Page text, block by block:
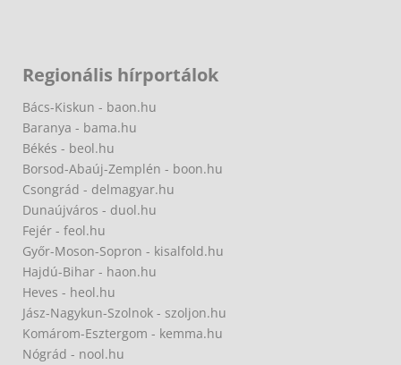
Regionális hírportálok
Bács-Kiskun - baon.hu
Baranya - bama.hu
Békés - beol.hu
Borsod-Abaúj-Zemplén - boon.hu
Csongrád - delmagyar.hu
Dunaújváros - duol.hu
Fejér - feol.hu
Győr-Moson-Sopron - kisalfold.hu
Hajdú-Bihar - haon.hu
Heves - heol.hu
Jász-Nagykun-Szolnok - szoljon.hu
Komárom-Esztergom - kemma.hu
Nógrád - nool.hu